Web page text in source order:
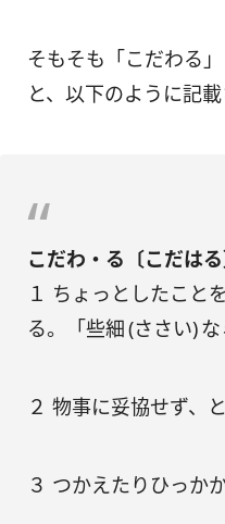
そもそも「こだわる
と、以下のように記載
こだわ・る〔こだはる
１ ちょっとしたこと
る。「些細 (ささい)
２ 物事に妥協せず、
３ つかえたりひっか